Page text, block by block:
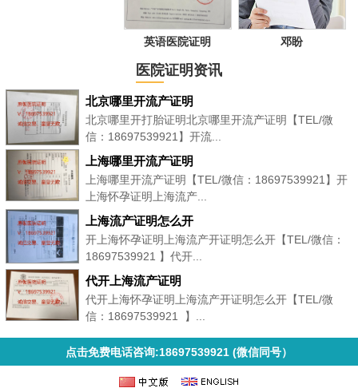
英语医院证明 邓盼
医院证明资讯
北京哪里开流产证明
北京哪里开打胎证明北京哪里开流产证明【TEL/微
信：18697539921】开流...
上海哪里开流产证明
上海哪里开流产证明【TEL/微信：18697539921】开
上海怀孕证明上海流产...
上海流产证明怎么开
开上海怀孕证明上海流产开证明怎么开【TEL/微信：
18697539921 】代开...
代开上海流产证明
代开上海怀孕证明上海流产开证明怎么开【TEL/微
信：18697539921 】...
点击免费电话咨询:18697539921 (微信同号）